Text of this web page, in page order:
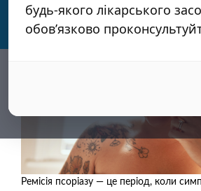
Ремісія псоріазу — це період, коли
будь-якого лікарського
обов’язково